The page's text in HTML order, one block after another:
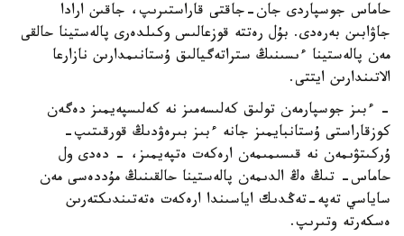
حاماس جوسپاردى جان-جاقتى قاراستىرىپ، جاقىن ارادا
جاۋابىن بەرەدى. بۇل رەتتە قوزعالىس وكىلدەرى پالەستينا حالقى
مەن پالەستينا ءىسىنىڭ ستراتەگيالىق ۇستانىمدارىن نازارعا
الاتىندارىن ايتتى.
- ءبىز جوسپارمەن تولىق كەلىسەمىز نە كەلىسپەيمىز دەگەن
كوزقاراستى ۇستانبايمىز جانە ءبىز بىرەۋدىڭ قورقىتىپ-
ۇركىتۋىمەن نە قىسىمىمەن ارەكەت ەتپەيمىز، - دەدى ول
حاماس- تىڭ ەڭ الدىمەن پالەستينا حالقىنىڭ مۇددەسى مەن
ساياسي تەپە-تەڭدىك اياسىندا ارەكەت ەتەتىندىكتەرىن
ەسكەرتە وتىرىپ.